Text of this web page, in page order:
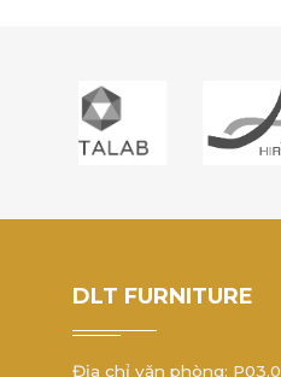
DLT FURNITURE
Địa chỉ văn phòng: